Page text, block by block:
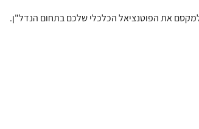
את הפוטנציאל הכלכלי שלכם בתחום הנדל"ן.